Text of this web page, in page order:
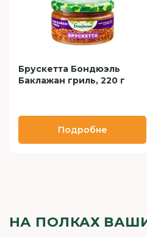
Брускетта Бондюэль
Баклажан гриль, 220 г
Подробне
НА ПОЛКАХ